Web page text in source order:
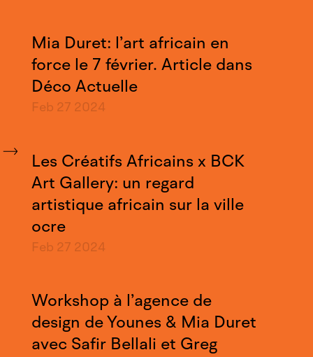
Mia Duret: l’art africain en
force le 7 février. Article dans
Déco Actuelle
Feb 27 2024
Les Créatifs Africains x BCK
Art Gallery: un regard
artistique africain sur la ville
ocre
Feb 27 2024
Workshop à l’agence de
design de Younes & Mia Duret
avec Safir Bellali et Greg